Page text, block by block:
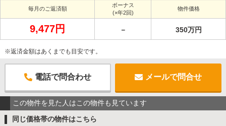
毎月のご返済額
ボーナス
(×年2回)
物件価格
9,477円 － 350万円
※返済金額はあくまでも目安です。
電話で問合わせ メールで問合せ
この物件を見た人はこの物件も見ています
同じ価格帯の物件はこちら